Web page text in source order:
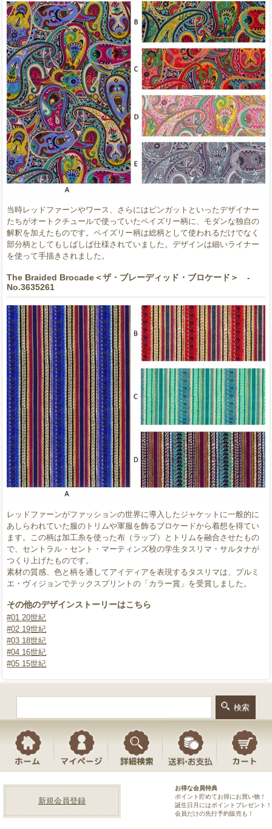
当時レッドファーンやワース、さらにはピンガットといったデザイナー
たちがオートクチュールで使っていたペイズリー柄に、モダンな独自の
解釈を加えたものです。ペイズリー柄は総柄として使われるだけでなく
部分柄としてもしばしば仕様されていました。デザインは細いライナー
を使って手描きされました。
The Braided Brocade＜ザ・ブレーディッド・ブロケード＞ -
No.3635261
レッドファーンがファッションの世界に導入したジャケットに一般的に
あしらわれていた服のトリムや軍服を飾るブロケードから着想を得てい
ます。この柄は加工糸を使った布（ラップ）とトリムを融合させたもの
で、セントラル・セント・マーティンズ校の学生タスリマ・サルタナが
つくり上げたものです。
素材の質感、色と柄を通してアイディアを表現するタスリマは、プルミ
エ・ヴィジョンでテックスプリントの「カラー賞」を受賞しました。
その他のデザインストーリーはこちら
#01 20世紀
#02 19世紀
#03 18世紀
#04 16世紀
#05 15世紀
新規会員登録
お得な会員特典
ポイント貯めてお得にお買い物！
誕生日月にはポイントプレゼント！
会員だけの先行予約販売も！